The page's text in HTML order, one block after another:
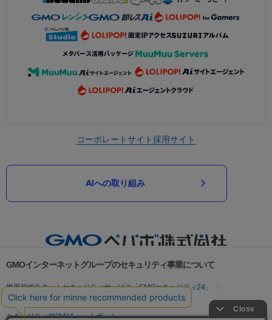
コーポレートサイト採用サイト
AIへの取り組み
GMOインターネットグループのセキュリティ事業について
世界初総合ネットセキュリティサービス「GMOセキュリティ24」
パスワード漏洩診断
Webサイトリスク診断
セキュリティ相談AIチャットボット